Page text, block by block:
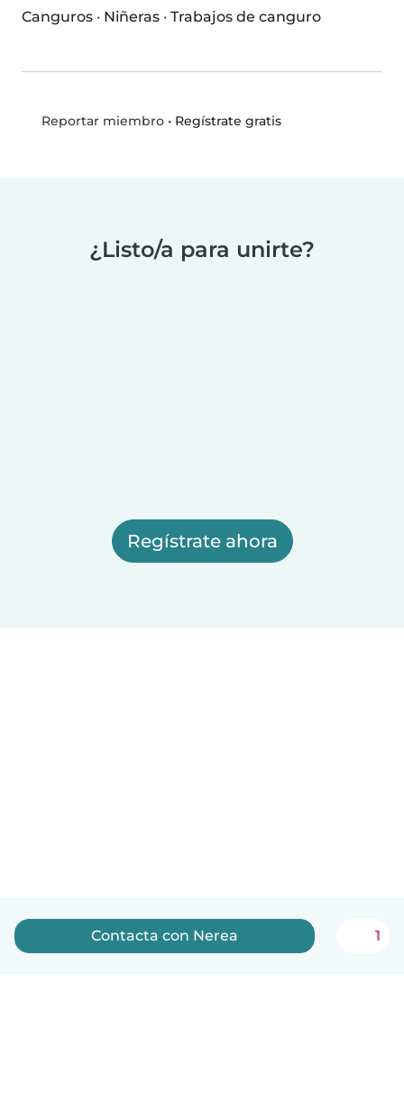
Canguros · Niñeras · Trabajos de canguro
Reportar miembro• Regístrate gratis
¿Listo/a para unirte?
Regístrate ahora
Contacta con Nerea 1